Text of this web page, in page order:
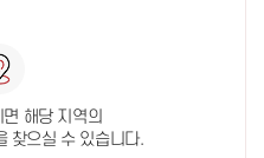
해당 지역의
찾으실 수 있습니다.